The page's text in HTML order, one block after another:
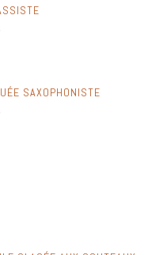
SAXOPHONISTE